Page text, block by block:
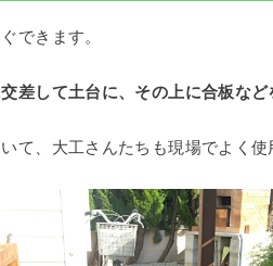
できます。
差して土台に、その上に合板など
て、大工さんたちも現場でよく使